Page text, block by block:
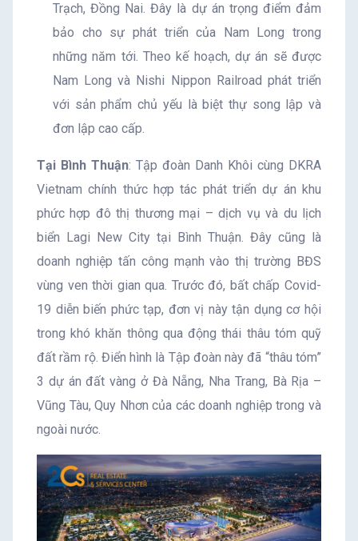
Trạch, Đồng Nai. Đây là dự án trọng điểm đảm
bảo cho sự phát triển của Nam Long trong
những năm tới. Theo kế hoạch, dự án sẽ được
Nam Long và Nishi Nippon Railroad phát triển
với sản phẩm chủ yếu là biệt thự song lập và
đơn lập cao cấp.
Tại Bình Thuận: Tập đoàn Danh Khôi cùng DKRA
Vietnam chính thức hợp tác phát triển dự án khu
phức hợp đô thị thương mại – dịch vụ và du lịch
biển Lagi New City tại Bình Thuận. Đây cũng là
doanh nghiệp tấn công mạnh vào thị trường BĐS
vùng ven thời gian qua. Trước đó, bất chấp Covid-
19 diễn biến phức tạp, đơn vị này tận dụng cơ hội
trong khó khăn thông qua động thái thâu tóm quỹ
đất rầm rộ. Điển hình là Tập đoàn này đã “thâu tóm”
3 dự án đất vàng ở Đà Nẵng, Nha Trang, Bà Rịa –
Vũng Tàu, Quy Nhơn của các doanh nghiệp trong và
ngoài nước.